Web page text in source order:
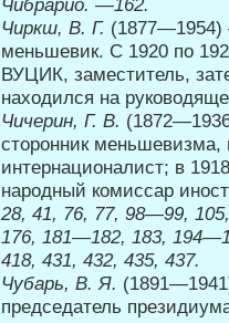
Чибрарио. —162.
Чиркш, В. Г. (1877—1954)
меньшевик. С 1920 по
ВУЦИК, заместитель,
находился на
Чичерин, Г. В.
сторонник
интернационалист; в
народный комиссар
28, 41, 76, 77, 98—99,
176, 181—182, 183,
418, 431, 432, 435, 437.
Чубарь, В. Я.
председатель